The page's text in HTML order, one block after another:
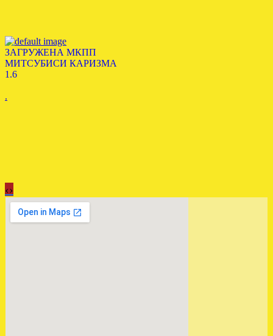
ЗАГРУЖЕНА МКПП
МИТСУБИСИ КАРИЗМА
1.6
.
ЗАГРУЖЕНА АКПП VW
SKODA AUDI A3 2.0 JUH
‹›